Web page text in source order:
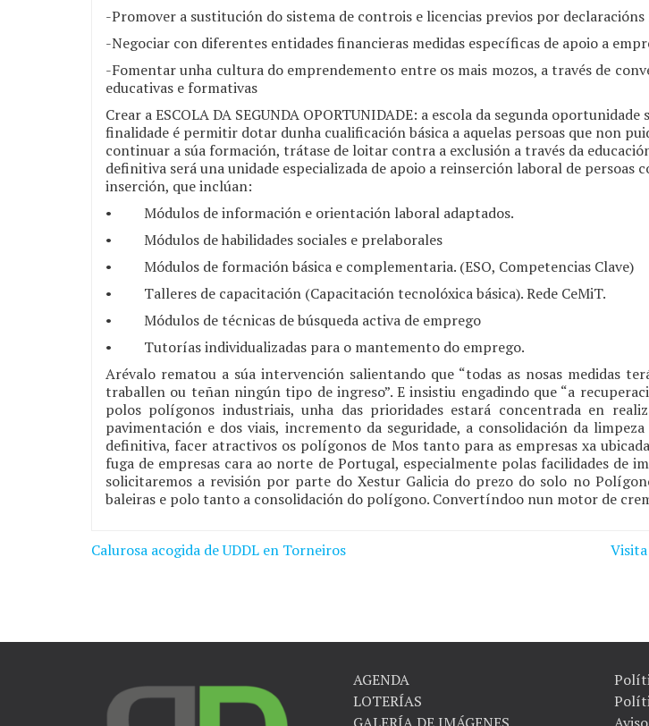
-Promover a sustitución do sistema de controis e licencias previos por declaracións
-Negociar con diferentes entidades financieras medidas específicas de apoio a
-Fomentar unha cultura do emprendemento entre os mais mozos, a través de
educativas e formativas
Crear a ESCOLA DA SEGUNDA OPORTUNIDADE: a escola da segunda
finalidade é permitir dotar dunha cualificación básica a aquelas persoas que non
continuar a súa formación, trátase de loitar contra a exclusión a través da
definitiva será una unidade especializada de apoio a reinserción laboral de
inserción, que inclúan:
• Módulos de información e orientación laboral adaptados.
• Módulos de habilidades sociales e prelaborales
• Módulos de formación básica e complementaria. (ESO, Competencias Clave)
• Talleres de capacitación (Capacitación tecnolóxica básica). Rede CeMiT.
• Módulos de técnicas de búsqueda activa de emprego
• Tutorías individualizadas para o mantemento do emprego.
Arévalo rematou a súa intervención salientando que “todas as nosas medidas
traballen ou teñan ningún tipo de ingreso”. E insistiu engadindo que “a
polos polígonos industriais, unha das prioridades estará concentrada en
pavimentación e dos viais, incremento da seguridade, a consolidación da
definitiva, facer atractivos os polígonos de Mos tanto para as empresas xa
fuga de empresas cara ao norte de Portugal, especialmente polas facilidades de
solicitaremos a revisión por parte do Xestur Galicia do prezo do solo no
baleiras e polo tanto a consolidación do polígono. Convertíndoo nun motor de
Navegación
Calurosa acogida de UDDL en Torneiros
AGENDA
LOTERÍAS